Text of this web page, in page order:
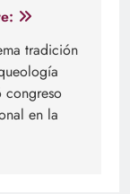
tradición
congreso
en la